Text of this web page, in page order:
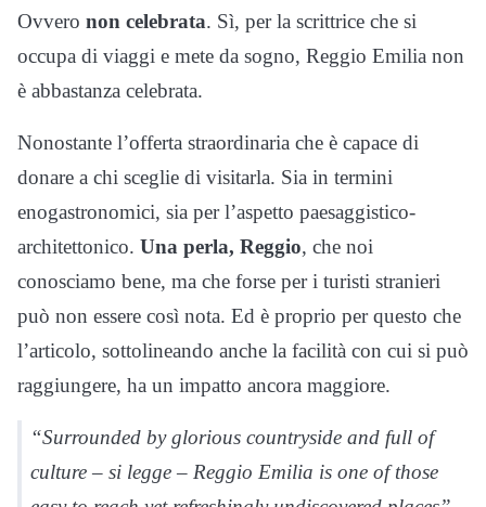
Ovvero non celebrata. Sì, per la scrittrice che si
occupa di viaggi e mete da sogno, Reggio Emilia non
è abbastanza celebrata.
Nonostante l’offerta straordinaria che è capace di
donare a chi sceglie di visitarla. Sia in termini
enogastronomici, sia per l’aspetto paesaggistico-
architettonico. Una perla, Reggio, che noi
conosciamo bene, ma che forse per i turisti stranieri
può non essere così nota. Ed è proprio per questo che
l’articolo, sottolineando anche la facilità con cui si può
raggiungere, ha un impatto ancora maggiore.
“Surrounded by glorious countryside and full of
culture – si legge – Reggio Emilia is one of those